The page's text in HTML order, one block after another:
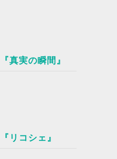
真実の瞬間』
リコシェ』